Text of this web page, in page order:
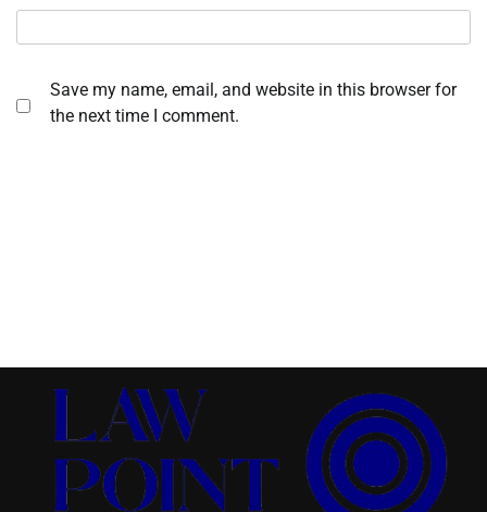
Save my name, email, and website in this browser for
the next time I comment.